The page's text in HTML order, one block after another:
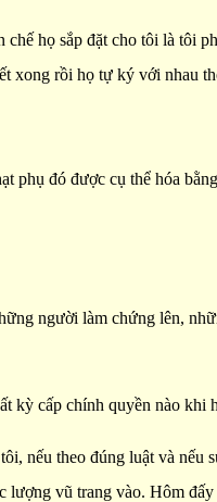
họ sắp đặt cho tôi là tôi
xong rồi họ tự ký với nhau
phụ đó được cụ thể hóa
người làm chứng lên,
kỳ cấp chính quyền nào
nếu theo đúng luật và nếu
vũ trang vào. Hôm